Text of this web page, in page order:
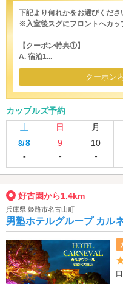
下記より何れかをお選びくださ
※入室後スグにフロントへカッ
【クーポン特典①】
A. 宿泊1...
クーポン
カップルズ予約
土
日 月
8/8
-
9
-
10
-
好古園から1.4km
兵庫県 姫路市名古山町
男塾ホテルグループ カル